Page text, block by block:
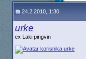
24.2.2010, 1:30
urke
ex Laki pingvin